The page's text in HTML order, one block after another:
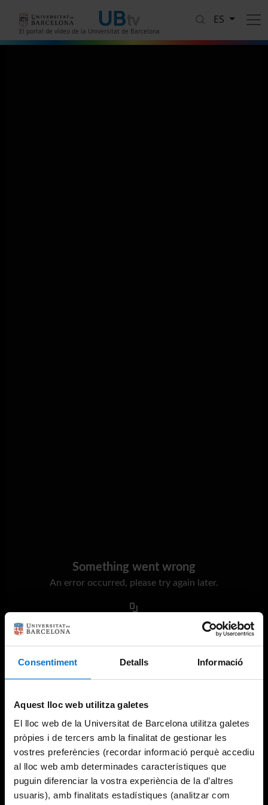
Consentiment Detalls Informació
Aquest lloc web utilitza galetes
El lloc web de la Universitat de Barcelona utilitza galetes
pròpies i de tercers amb la finalitat de gestionar les
vostres preferències (recordar informació perquè accediu
al lloc web amb determinades característiques que
puguin diferenciar la vostra experiència de la d’altres
usuaris), amb finalitats estadístiques (analitzar com
El portal de vídeo de la Universitat de Barcelona
ES
Something went wrong
An error occurred, please try again later.